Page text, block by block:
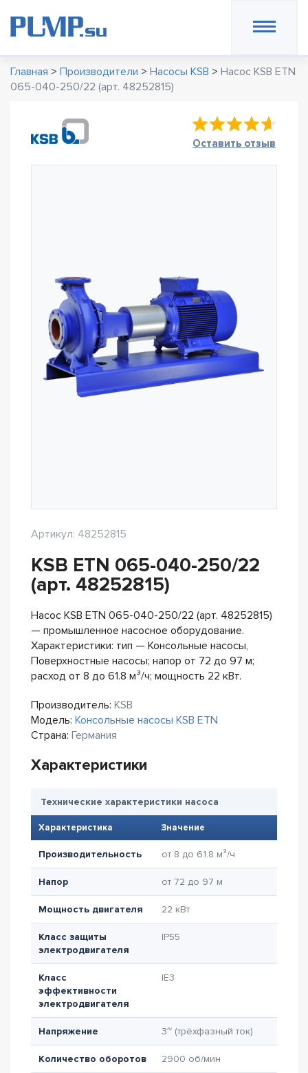
Главная > Производители > Насосы KSB > Насос KSB ETN
065-040-250/22 (арт. 48252815)
Оставить отзыв
Артикул: 48252815
KSB ETN 065-040-250/22
(арт. 48252815)
Насос KSB ETN 065-040-250/22 (арт. 48252815)
— промышленное насосное оборудование.
Характеристики: тип — Консольные насосы,
Поверхностные насосы; напор от 72 до 97 м;
расход от 8 до 61.8 м³/ч; мощность 22 кВт.
Производитель: KSB
Модель: Консольные насосы KSB ETN
Страна: Германия
Характеристики
Технические характеристики насоса
Характеристика Значение
Производительность от 8 до 61.8 м³/ч
Напор от 72 до 97 м
Мощность двигателя 22 кВт
Класс защиты
электродвигателя
IP55
Класс
эффективности
электродвигателя
IE3
Напряжение 3~ (трёхфазный ток)
Количество оборотов 2900 об/мин